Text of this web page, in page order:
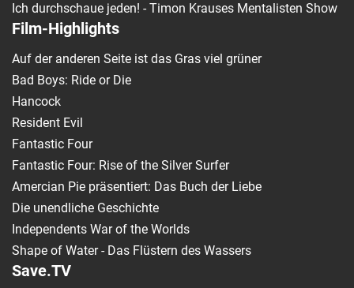
Ich durchschaue jeden! - Timon Krauses Mentalisten Show
Film-Highlights
Auf der anderen Seite ist das Gras viel grüner
Bad Boys: Ride or Die
Hancock
Resident Evil
Fantastic Four
Fantastic Four: Rise of the Silver Surfer
Amercian Pie präsentiert: Das Buch der Liebe
Die unendliche Geschichte
Independents War of the Worlds
Shape of Water - Das Flüstern des Wassers
Save.TV